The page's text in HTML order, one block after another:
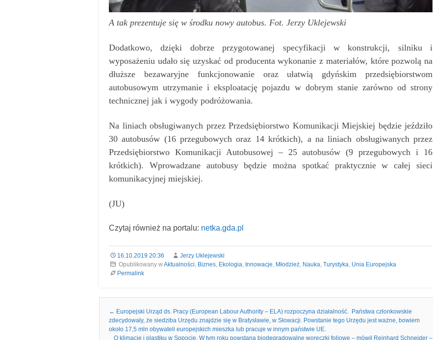
A tak prezentuje się w środku nowy autobus. Fot. Jerzy Uklejewski
Dodatkowo, dzięki dobrze przygotowanej specyfikacji w konstrukcji, silniku i
wyposażeniu udało się uzyskać od producenta wykonanie z materiałów, które pozwolą na
dłuższe bezawaryjne funkcjonowanie oraz ułatwią gdyńskim przedsiębiorstwom
autobusowym utrzymanie i eksploatację pojazdu w dobrym stanie zarówno od strony
technicznej jak i wygody podróżowania.
Na liniach obsługiwanych przez Przedsiębiorstwo Komunikacji Miejskiej będzie jeździło
30 autobusów (16 przegubowych oraz 14 krótkich), a na liniach obsługiwanych przez
Przedsiębiorstwo Komunikacji Autobusowej – 25 autobusów (9 przegubowych i 16
krótkich). Wprowadzane autobusy będzie można spotkać praktycznie w całej sieci
komunikacyjnej miejskiej.
(JU)
Czytaj również na portalu: netka.gda.pl
16.10.2019 20:36
Jerzy Uklejewski
Opublikowany wAktualności, Biznes, Ekologia, Innowacje, Młodzież, Nauka, Turystyka, Unia Europejska
Permalink
Nawigacja we wpisach
← Europejski Urząd ds. Pracy (European Labour Authority – ELA) rozpoczyna działalność. Państwa członkowskie
zdecydowały, że siedziba Urzędu znajdzie się w Bratysławie, w Słowacji. Powstanie tego Urzędu jest ważne, bowiem
około 17,5 mln obywateli europejskich mieszka lub pracuje w innym państwie UE.
O klimacie i plastiku w Sopocie. W tym roku powstaną biodegradowalne woreczki foliowe – mówił Reinhard Schneider –